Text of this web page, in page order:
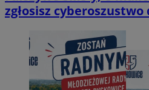
zgłosisz cyberoszustwo